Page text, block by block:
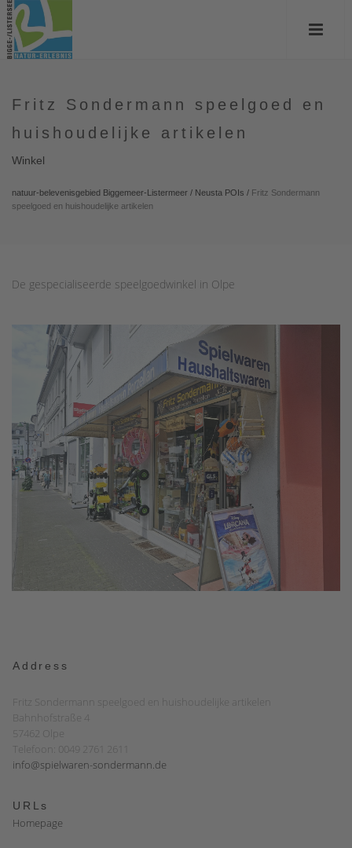
Fritz Sondermann speelgoed en
huishoudelijke artikelen
Winkel
natuur-belevenisgebied Biggemeer-Listermeer / Neusta POIs / Fritz Sondermann
speelgoed en huishoudelijke artikelen
De gespecialiseerde speelgoedwinkel in Olpe
Address
Fritz Sondermann speelgoed en huishoudelijke artikelen
Bahnhofstraße 4
57462 Olpe
Telefoon: 0049 2761 2611
info@spielwaren-sondermann.de
URLs
Homepage